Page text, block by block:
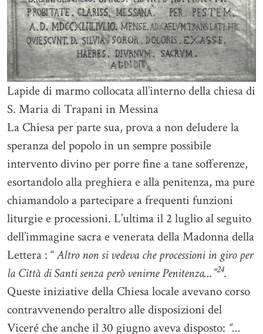
Lapide di marmo collocata all’interno della chiesa di
S. Maria di Trapani in Messina
La Chiesa per parte sua, prova a non deludere la
speranza del popolo in un sempre possibile
intervento divino per porre fine a tane sofferenze,
esortandolo alla preghiera e alla penitenza, ma pure
chiamandolo a partecipare a frequenti funzioni
liturgie e processioni. L’ultima il 2 luglio al seguito
dell’immagine sacra e venerata della Madonna della
Lettera : “Altro non si vedeva che processioni in giro per
la Città di Santi senza però venirne Penitenza…”24.
Queste iniziative della Chiesa locale avevano corso
contravvenendo peraltro alle disposizioni del
Viceré che anche il 30 giugno aveva disposto: “…